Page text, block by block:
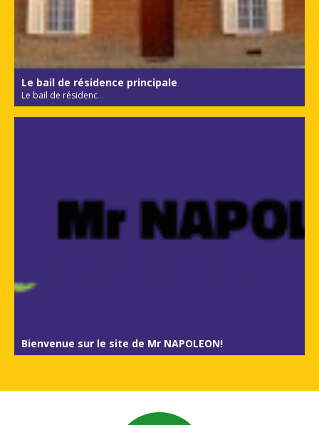
Le bail de résidence principale
Le bail de résidenc...
Bienvenue sur le site de Mr NAPOLEON!